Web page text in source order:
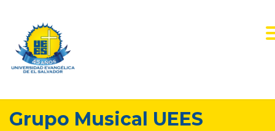
Grupo Musical UEES